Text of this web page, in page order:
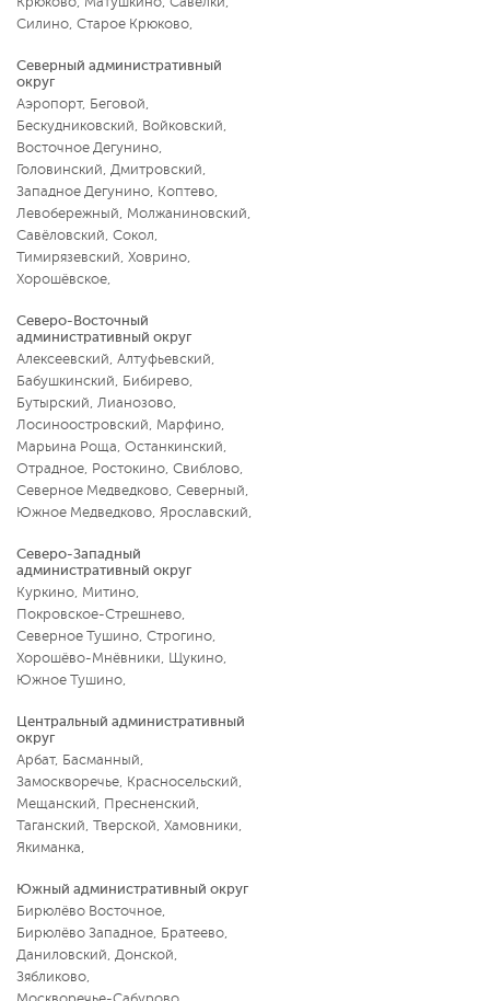
Силино, Старое Крюково,
Северный административный
округ
Аэропорт, Беговой,
Бескудниковский, Войковский,
Восточное Дегунино,
Головинский, Дмитровский,
Западное Дегунино, Коптево,
Левобережный, Молжаниновский,
Савёловский, Сокол,
Тимирязевский, Ховрино,
Хорошёвское,
Северо-Восточный
административный округ
Алексеевский, Алтуфьевский,
Бабушкинский, Бибирево,
Бутырский, Лианозово,
Лосиноостровский, Марфино,
Марьина Роща, Останкинский,
Отрадное, Ростокино, Свиблово,
Северное Медведково, Северный,
Южное Медведково, Ярославский,
Северо-Западный
административный округ
Куркино, Митино,
Покровское-Стрешнево,
Северное Тушино, Строгино,
Хорошёво-Мнёвники, Щукино,
Южное Тушино,
Центральный административный
округ
Арбат, Басманный,
Замоскворечье, Красносельский,
Мещанский, Пресненский,
Таганский, Тверской, Хамовники,
Якиманка,
Южный административный округ
Бирюлёво Восточное,
Бирюлёво Западное, Братеево,
Даниловский, Донской,
Зябликово,